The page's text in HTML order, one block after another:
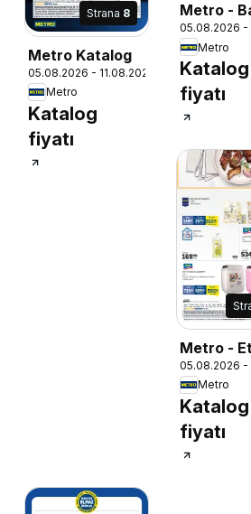
Strana 8
Metro Katalog
05.08.2026 - 11.08.2026
Metro
Katalog
fiyatı
Metro -
05.08.2026 -
Metro
Katalog
fiyatı
Metro - Et
Tavuk
05.08.2026 -
Metro
Katalog
fiyatı